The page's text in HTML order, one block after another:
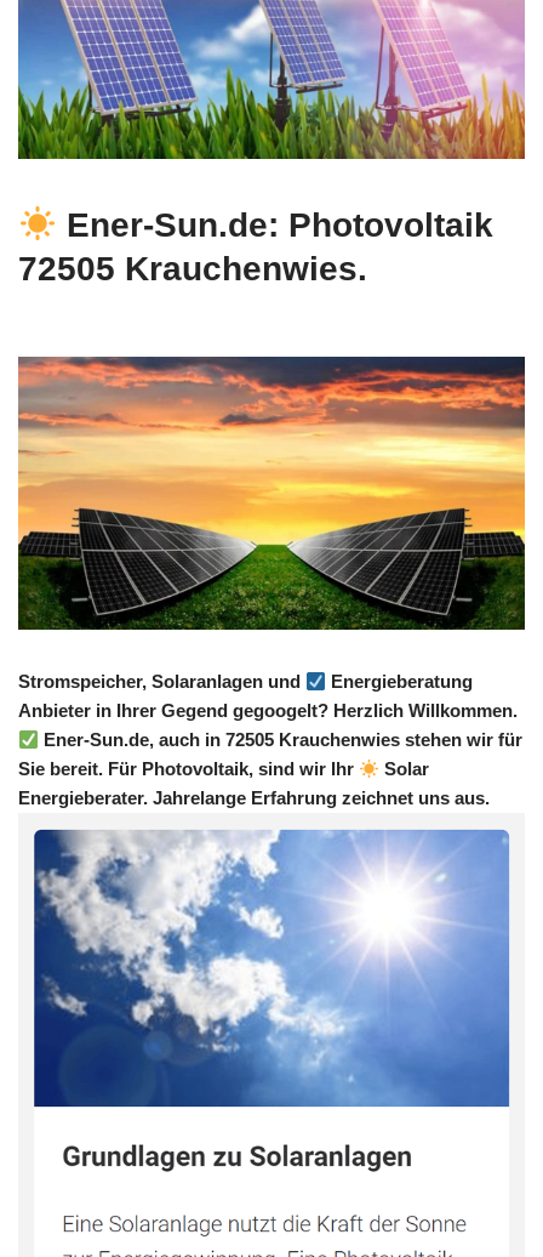
Ener-Sun.de: Photovoltaik
72505 Krauchenwies.
Stromspeicher, Solaranlagen und
Energieberatung
Anbieter in Ihrer Gegend gegoogelt? Herzlich Willkommen.
Ener-Sun.de, auch in 72505 Krauchenwies stehen wir für
Sie bereit. Für Photovoltaik, sind wir Ihr
Solar
Energieberater. Jahrelange Erfahrung zeichnet uns aus.